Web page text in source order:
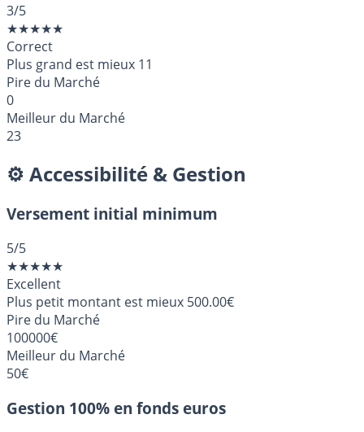
3/5
★★★★★
Correct
Plus grand est mieux 11
Pire du Marché
0
Meilleur du Marché
23
⚙️ Accessibilité & Gestion
Versement initial minimum
5/5
★★★★★
Excellent
Plus petit montant est mieux 500.00€
Pire du Marché
100000€
Meilleur du Marché
50€
Gestion 100% en fonds euros